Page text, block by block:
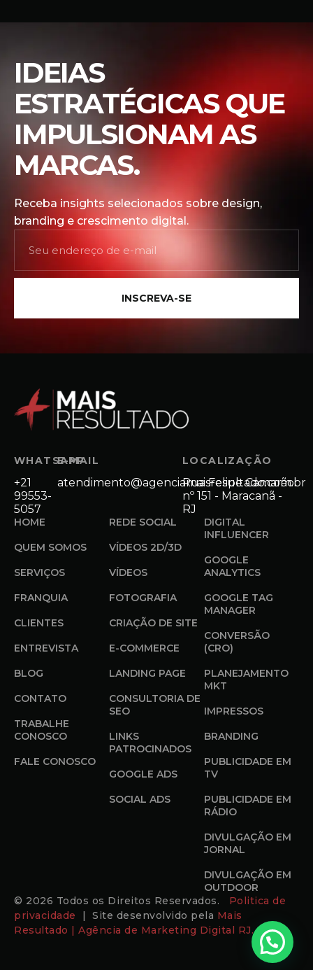
IDEIAS
ESTRATÉGICAS QUE
IMPULSIONAM AS
MARCAS.
Receba insights selecionados sobre design,
branding e crescimento digital.
INSCREVA-SE
WHATSAPP
+21
99553-
5057
E-MAIL
atendimento@agenciamaisresultado.com.br
LOCALIZAÇÃO
Rua Felipe Camarão
nº 151 - Maracanã -
RJ
HOME
QUEM SOMOS
SERVIÇOS
FRANQUIA
CLIENTES
ENTREVISTA
BLOG
CONTATO
TRABALHE
CONOSCO
FALE CONOSCO
REDE SOCIAL
VÍDEOS 2D/3D
VÍDEOS
FOTOGRAFIA
CRIAÇÃO DE SITE
E-COMMERCE
LANDING PAGE
CONSULTORIA DE
SEO
LINKS
PATROCINADOS
GOOGLE ADS
SOCIAL ADS
DIGITAL
INFLUENCER
GOOGLE
ANALYTICS
GOOGLE TAG
MANAGER
CONVERSÃO
(CRO)
PLANEJAMENTO
MKT
IMPRESSOS
BRANDING
PUBLICIDADE EM
TV
PUBLICIDADE EM
RÁDIO
DIVULGAÇÃO EM
JORNAL
DIVULGAÇÃO EM
OUTDOOR
© 2026 Todos os Direitos Reservados. Politica de
privacidade
| Site desenvolvido pela Mais
Resultado | Agência de Marketing Digital RJ.